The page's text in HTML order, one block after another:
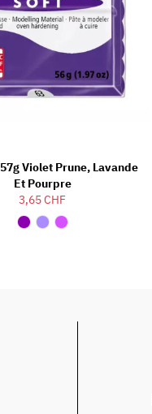
Violet Prune, Lavande
Et Pourpre
3,65 CHF